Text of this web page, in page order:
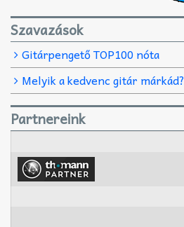
Szavazások
Gitárpengető TOP100 nóta
Melyik a kedvenc gitár márkád?
Partnereink